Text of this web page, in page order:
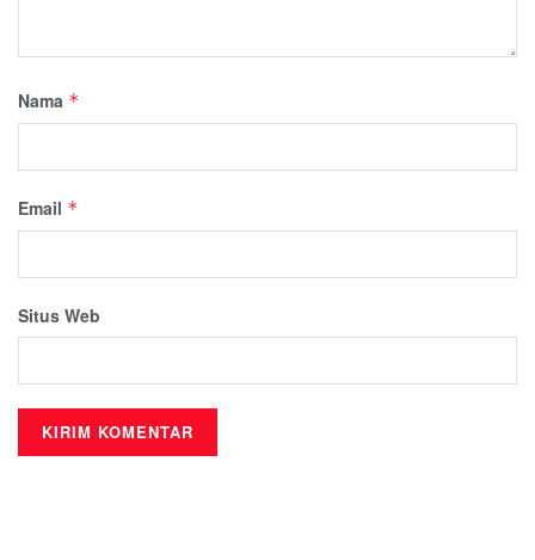
Nama *
Email *
Situs Web